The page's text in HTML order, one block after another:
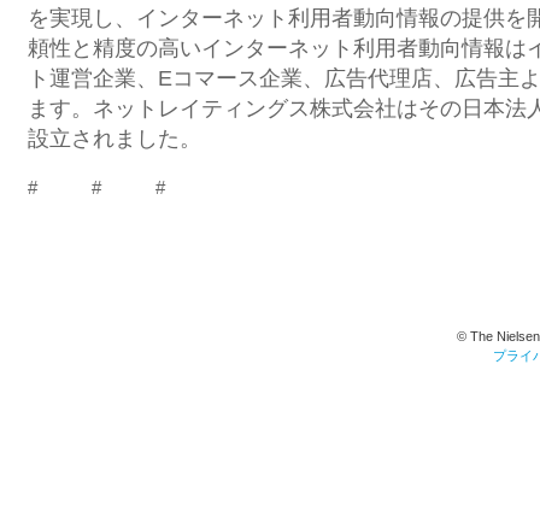
を実現し、インターネット利用者動向情報の提供を
頼性と精度の高いインターネット利用者動向情報は
ト運営企業、Eコマース企業、広告代理店、広告主
ます。ネットレイティングス株式会社はその日本法
設立されました。
# # #
© The
プライ